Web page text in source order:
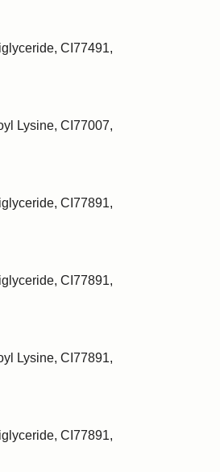
CI77491,
Lysine, CI77007,
CI77891,
CI77891,
Lysine, CI77891,
CI77891,